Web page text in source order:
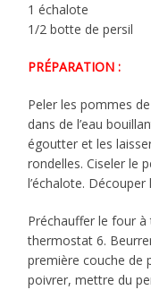
1 échalote
1/2 botte de persil
PRÉPARATION :
Peler les pommes
dans de l’eau
égoutter et les
rondelles. Ciseler le
l’échalote.
Préchauffer le four
thermostat 6.
première couche de
poivrer, mettre du